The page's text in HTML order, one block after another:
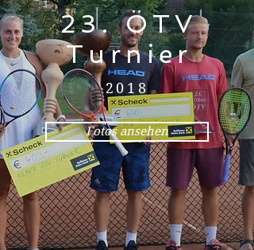
23. ÖTV
Turnier
2018
Fotos ansehen